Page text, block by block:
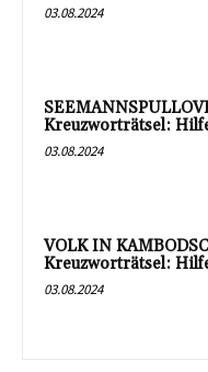
03.08.2024
Kreuzworträtsel:
03.08.2024
VOLK IN
Kreuzworträtsel:
03.08.2024